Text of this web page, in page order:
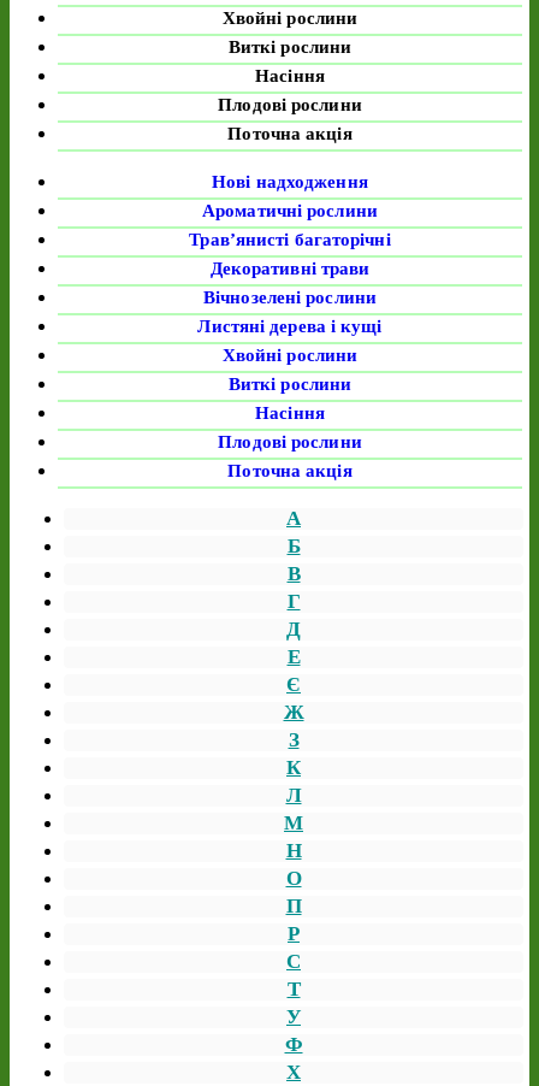
Хвойні рослини
Виткі рослини
Насіння
Плодові рослини
Поточна акція
Нові надходження
Ароматичні рослини
Трав’янисті багаторічні
Декоративні трави
Вічнозелені рослини
Листяні дерева і кущі
Хвойні рослини
Виткі рослини
Насіння
Плодові рослини
Поточна акція
А
Б
В
Г
Д
Е
Є
Ж
З
К
Л
М
Н
О
П
Р
С
Т
У
Ф
Х